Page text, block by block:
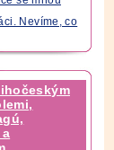
Nevíme, co